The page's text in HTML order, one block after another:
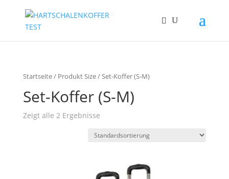
Startseite/ Produkt Size / Set-Koffer (S-M)
Set-Koffer (S-M)
Zeigt alle 2 Ergebnisse